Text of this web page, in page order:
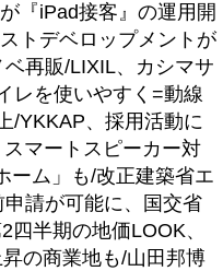
『iPad接客』の運用開
トデベロップメントが
再販/LIXIL、カシマサ
レを使いやすく=動線
/YKKAP、採用活動に
マートスピーカー対
ーム」も/改正建築省エ
請が可能に、国交省
半期の地価LOOK、
の商業地も/山田邦博